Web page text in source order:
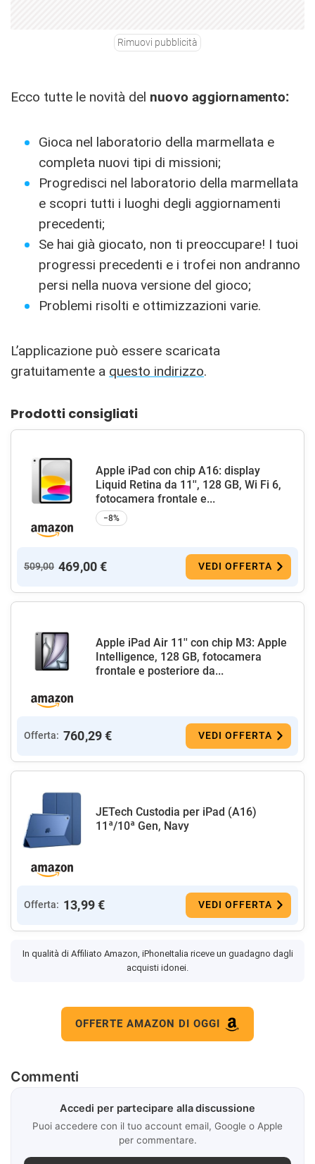
Rimuovi pubblicità
Ecco tutte le novità del nuovo aggiornamento:
Gioca nel laboratorio della marmellata e
completa nuovi tipi di missioni;
Progredisci nel laboratorio della marmellata
e scopri tutti i luoghi degli aggiornamenti
precedenti;
Se hai già giocato, non ti preoccupare! I tuoi
progressi precedenti e i trofei non andranno
persi nella nuova versione del gioco;
Problemi risolti e ottimizzazioni varie.
L’applicazione può essere scaricata
gratuitamente a questo indirizzo.
Prodotti consigliati
Apple iPad con chip A16: display
Liquid Retina da 11'', 128 GB, Wi Fi 6,
fotocamera frontale e...
−8%
509,00 469,00 € VEDI OFFERTA
Apple iPad Air 11'' con chip M3: Apple
Intelligence, 128 GB, fotocamera
frontale e posteriore da...
Offerta: 760,29 € VEDI OFFERTA
JETech Custodia per iPad (A16)
11ª/10ª Gen, Navy
Offerta: 13,99 € VEDI OFFERTA
In qualità di Affiliato Amazon, iPhoneItalia riceve un guadagno dagli
acquisti idonei.
OFFERTE AMAZON DI OGGI
Commenti
Accedi per partecipare alla discussione
Puoi accedere con il tuo account email, Google o Apple
per commentare.